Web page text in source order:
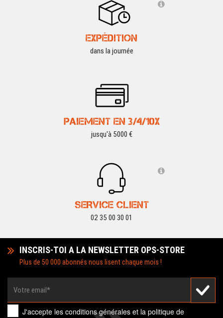
EXPÉDITION
dans la journée
PAIEMENT EN 3/4/10X
jusqu'à 5000 €
SERVICE CLIENT
02 35 00 30 01
INSCRIS-TOI A LA NEWSLETTER OPS-STORE
Plus de 50 000 abonnés nous lisent chaque mois !
J'accepte lesconditions générales et lapolitique de